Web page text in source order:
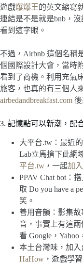
遊戲爆爆王的英文縮寫
連結是不是就是bnb，
看到這字眼。
不過，Airbnb 這個名稱
個國際設計大會，當時
看到了商機。利用充氣
旅客，也真的有三個人
airbedandbreakfast.com
3. 記憶點可以新潮，配
大平台.tw：最近
Lab立馬搶下此網
平台.tw ，一起加
PPAV Chat bot：
取 Do you have a
笑。
善用音韻：影集故
音，事實上有這
看 Google，Yahoo
本土台灣味，加
HaHow ，遊戲學